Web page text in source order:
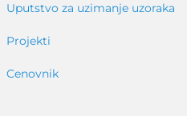
Uputstvo za uzimanje uzoraka
Projekti
Cenovnik